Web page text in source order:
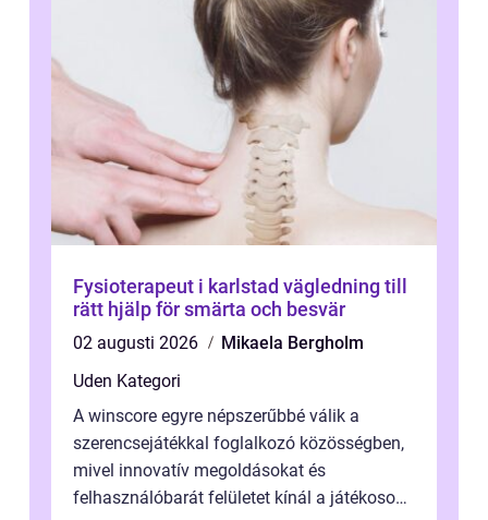
Fysioterapeut i karlstad vägledning till
rätt hjälp för smärta och besvär
02 augusti 2026
Mikaela Bergholm
Uden Kategori
A winscore egyre népszerűbbé válik a
szerencsejátékkal foglalkozó közösségben,
mivel innovatív megoldásokat és
felhasználóbarát felületet kínál a játékosok